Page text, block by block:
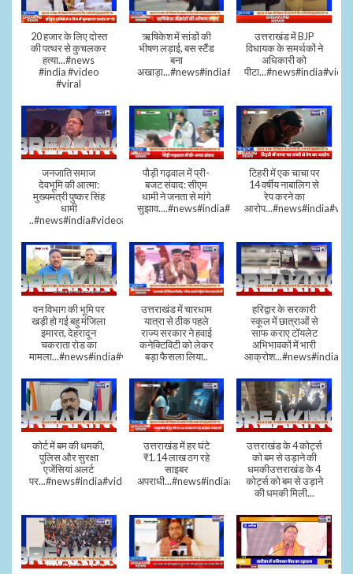
20 हजार के लिए दोस्त
की पत्थर से कुचलकर
हत्या...#news
#india #video
#viral
ऋषिकेश में सांडों की
भीषण लड़ाई, बस स्टैंड
बना
अखाड़ा...#news#india#video#viral
उत्तराखंड में BJP
विधायक के समर्थकों ने
अधिकारी को
जनजाति समाज
देवभूमि की आत्मा:
मुख्यमंत्री पुष्कर सिंह
धामी
..#news#india#video#viral
पौड़ी गढ़वाल में प्री-
बजट संवाद: सीएम
धामी ने जनता से मांगे
सुझाव....#news#india#video#viral
टिहरी में एक चाचा पर
14 वर्षीय नाबालिग से
रेप करने का
वन विभाग की भूमि पर
खड़ी हो गई बहु मंजिला
इमारत, देहरादून
चकराता रोड का
मामला...#news#india#video
उत्तराखंड में चारधाम
यात्रा से ठीक पहले
राज्य सरकार ने हवाई
कनेक्टिविटी को लेकर
बड़ा फैसला लिया..
हरिद्वार के सरकारी
स्कूल में छात्राओं से
साफ कराए टॉयलेट
अभिभावकों में भारी
आक्रोश...#news#india
कोर्ट में बम की धमकी,
पुलिस और सुरक्षा
एजेंसियां अलर्ट
पर...#news#india#video#viral
उत्तराखंड में हर घंटे
₹1.14 लाख ठग रहे
साइबर
अपराधी...#news#india#video#viral
उत्तराखंड के 4 कोर्ट्स
को बम से उड़ाने की
धमकीउत्तराखंड के 4
कोर्ट्स को बम से उड़ाने
की धमकी मिली...